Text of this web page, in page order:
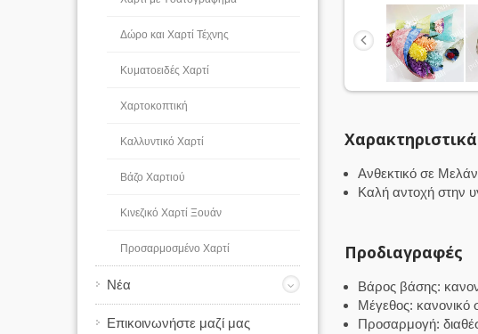
Δώρο και Χαρτί Τέχνης
Κυματοειδές Χαρτί
Χαρτοκοπτική
Καλλυντικό Χαρτί
Βάζο Χαρτιού
Κινεζικό Χαρτί Ξουάν
Προσαρμοσμένο Χαρτί
Νέα
Επικοινωνήστε μαζί μας
Χαρακτηριστικά
Ανθεκτικό σε
Καλή αντοχή στην
Προδιαγραφές
Βάρος βάσης:
Μέγεθος: κανονικό
Προσαρμογή: